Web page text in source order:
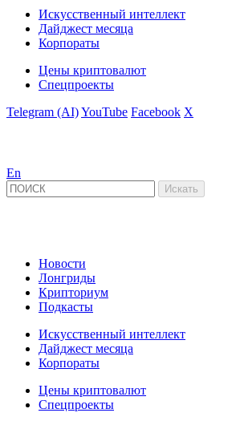
Искусственный интеллект
Дайджест месяца
Корпораты
Цены криптовалют
Спецпроекты
Telegram (AI)YouTube Facebook X
En
Новости
Лонгриды
Крипториум
Подкасты
Искусственный интеллект
Дайджест месяца
Корпораты
Цены криптовалют
Спецпроекты